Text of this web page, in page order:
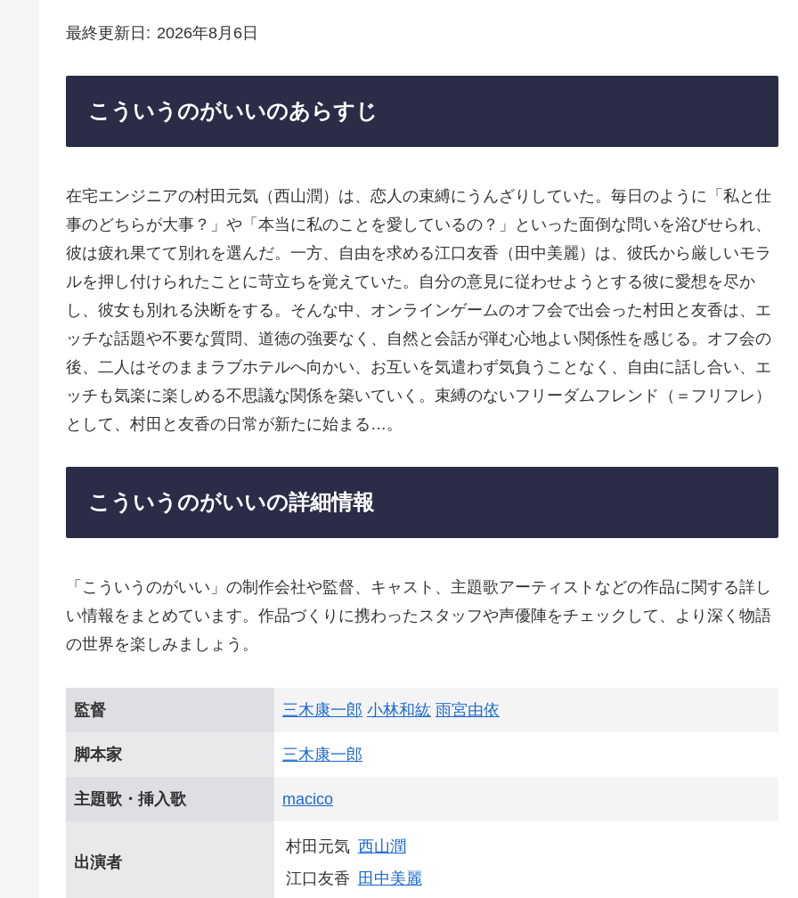
最終更新日 2026年8月6日
こういうのがいいのあらすじ
在宅エンジニアの村田元気（西山潤）は、恋人の束縛にうんざりしていた。毎日のように「私と仕
事のどちらが大事？」や「本当に私のことを愛しているの？」といった面倒な問いを浴びせられ、
彼は疲れ果てて別れを選んだ。一方、自由を求める江口友香（田中美麗）は、彼氏から厳しいモラ
ルを押し付けられたことに苛立ちを覚えていた。自分の意見に従わせようとする彼に愛想を尽か
し、彼女も別れる決断をする。そんな中、オンラインゲームのオフ会で出会った村田と友香は、エ
ッチな話題や不要な質問、道徳の強要なく、自然と会話が弾む心地よい関係性を感じる。オフ会の
後、二人はそのままラブホテルへ向かい、お互いを気遣わず気負うことなく、自由に話し合い、エ
ッチも気楽に楽しめる不思議な関係を築いていく。束縛のないフリーダムフレンド（＝フリフレ）
として、村田と友香の日常が新たに始まる…。
こういうのがいいの詳細情報
「こういうのがいい」の制作会社や監督、キャスト、主題歌アーティストなどの作品に関する詳し
い情報をまとめています。作品づくりに携わったスタッフや声優陣をチェックして、より深く物語
の世界を楽しみましょう。
監督 三木康一郎 小林和紘 雨宮由依
脚本家 三木康一郎
主題歌・挿入歌 macico
出演者
村田元気 西山潤
江口友香
田中美麗